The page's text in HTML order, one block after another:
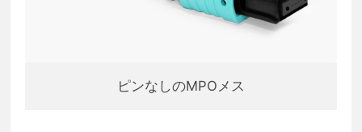
ピンなしのMPOメス